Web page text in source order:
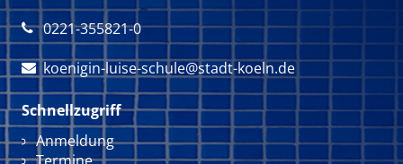
 0221-355821-0
 koenigin-luise-schule@stadt-koeln.de
Schnellzugriff
Navigation überspringen
Anmeldung